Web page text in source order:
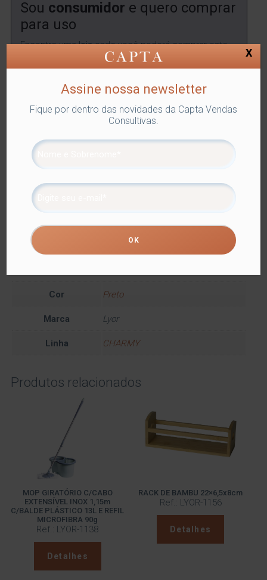
Sou consumidor e quero comprar
para uso
Encontre umalojaonde você poderá comprar este
ENCONTRAR
LYOR-1470 Categorias:Lyor,UTENSÍLIOS,Utilidades
Domésticas
Informação adicional
Cor Preto
Marca Lyor
Linha CHARMY
Produtos relacionados
MOP GIRATÓRIO C/CABO
EXTENSÍVEL INOX 1,15m
C/BALDE PLÁSTICO 13L E REFIL
MICROFIBRA 90g
Ref.: LYOR-1138
Detalhes
RACK DE BAMBU 22×6,5x8cm
Ref.: LYOR-1156
Detalhes
Assine nossa newsletter
Fique por dentro das novidades da Capta Vendas
Consultivas.
X